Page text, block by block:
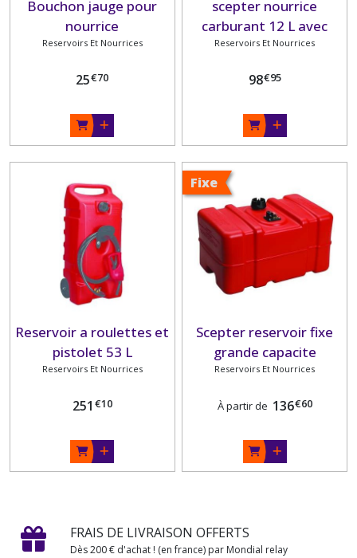
Bouchon jauge pour
nourrice
Reservoirs Et Nourrices
25€70
scepter nourrice
carburant 12 L avec
jauge
Reservoirs Et Nourrices
98€95
Reservoir a roulettes et
pistolet 53 L
Reservoirs Et Nourrices
251 €10
Fixe
Scepter reservoir fixe
grande capacite
Reservoirs Et Nourrices
À partir de 136€60
FRAIS DE LIVRAISON OFFERTS
Dès 200 € d'achat ! (en france) par Mondial relay